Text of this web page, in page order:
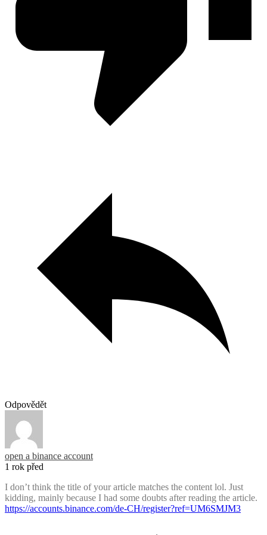
Odpovědět
open a binance account
1 rok před
I don’t think the title of your article matches the content lol. Just
kidding, mainly because I had some doubts after reading the article.
https://accounts.binance.com/de-CH/register?ref=UM6SMJM3